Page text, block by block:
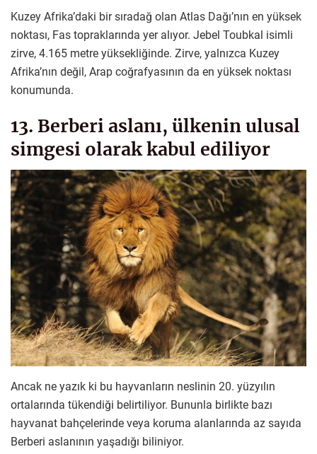
Kuzey Afrika’daki bir sıradağ olan Atlas Dağı’nın en yüksek
noktası, Fas topraklarında yer alıyor. Jebel Toubkal isimli
zirve, 4.165 metre yüksekliğinde. Zirve, yalnızca Kuzey
Afrika’nın değil, Arap coğrafyasının da en yüksek noktası
konumunda.
13. Berberi aslanı, ülkenin ulusal
simgesi olarak kabul ediliyor
Ancak ne yazık ki bu hayvanların neslinin 20. yüzyılın
ortalarında tükendiği belirtiliyor. Bununla birlikte bazı
hayvanat bahçelerinde veya koruma alanlarında az sayıda
Berberi aslanının yaşadığı biliniyor.